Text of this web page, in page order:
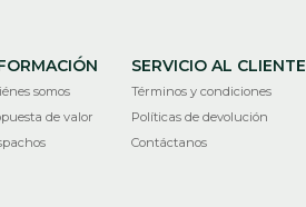
somos
de valor
SERVICIO AL CLIENTE
Términos y condiciones
Políticas de devolución
Contáctanos